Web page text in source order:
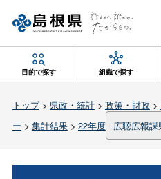
目的で探す 組織で探す
トップ> 県政・統計> 政策・財政 >
ー > 集計結果> 22年度 広聴広報